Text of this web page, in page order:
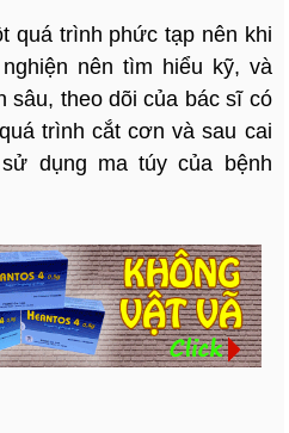
quá trình phức tạp nên khi
nên tìm hiểu kỹ, và
sâu, theo dõi của bác sĩ có
trình cắt cơn và sau cai
dụng ma túy của bệnh